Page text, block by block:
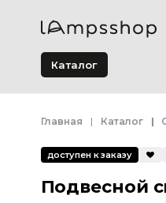
Каталог
Главная Каталог
доступен к заказу
Подвесной